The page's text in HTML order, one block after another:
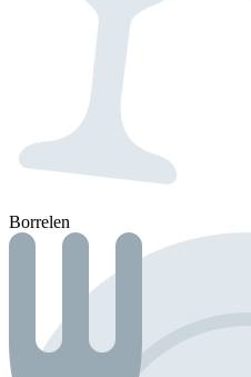
Borrelen